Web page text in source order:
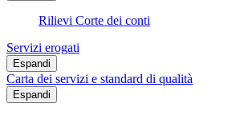
Rilievi Corte dei conti
Servizi erogati
Espandi
Carta dei servizi e standard di qualità
Espandi